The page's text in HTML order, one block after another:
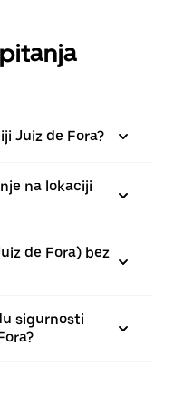
Juiz de Fora?
na lokaciji
de Fora) bez
sigurnosti